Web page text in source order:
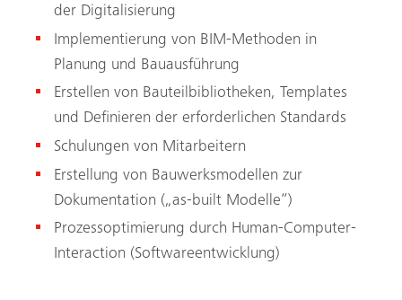
der Digitalisierung
Implementierung von BIM-Methoden in
Planung und Bauausführung
Erstellen von Bauteilbibliotheken, Templates
und Definieren der ­erforderlichen Standards
Schulungen von Mitarbeitern
Erstellung von Bauwerksmodellen zur
Dokumentation („as-built Modelle“)
Prozessoptimierung durch ­Human-Computer-
Interaction (Software­entwicklung)